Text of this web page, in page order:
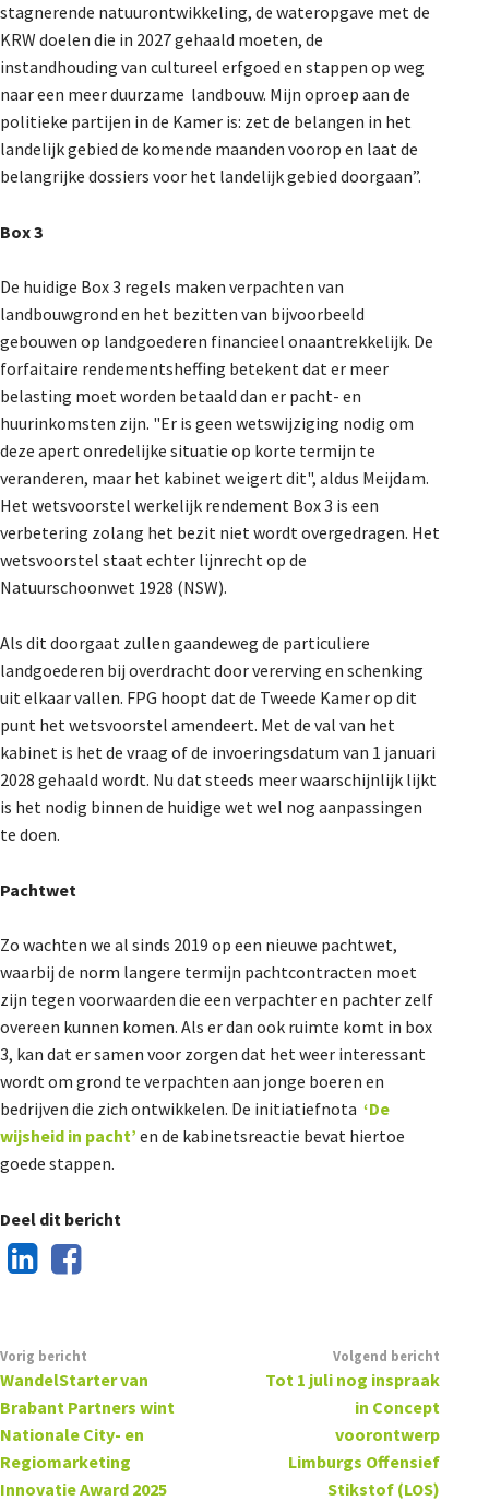
stagnerende natuurontwikkeling, de wateropgave met de
KRW doelen die in 2027 gehaald moeten, de
instandhouding van cultureel erfgoed en stappen op weg
naar een meer duurzame landbouw. Mijn oproep aan de
politieke partijen in de Kamer is: zet de belangen in het
landelijk gebied de komende maanden voorop en laat de
belangrijke dossiers voor het landelijk gebied doorgaan”.
Box 3
De huidige Box 3 regels maken verpachten van
landbouwgrond en het bezitten van bijvoorbeeld
gebouwen op landgoederen financieel onaantrekkelijk. De
forfaitaire rendementsheffing betekent dat er meer
belasting moet worden betaald dan er pacht- en
huurinkomsten zijn. "Er is geen wetswijziging nodig om
deze apert onredelijke situatie op korte termijn te
veranderen, maar het kabinet weigert dit", aldus Meijdam.
Het wetsvoorstel werkelijk rendement Box 3 is een
verbetering zolang het bezit niet wordt overgedragen. Het
wetsvoorstel staat echter lijnrecht op de
Natuurschoonwet 1928 (NSW).
Als dit doorgaat zullen gaandeweg de particuliere
landgoederen bij overdracht door vererving en schenking
uit elkaar vallen. FPG hoopt dat de Tweede Kamer op dit
punt het wetsvoorstel amendeert. Met de val van het
kabinet is het de vraag of de invoeringsdatum van 1 januari
2028 gehaald wordt. Nu dat steeds meer waarschijnlijk lijkt
is het nodig binnen de huidige wet wel nog aanpassingen
te doen.
Pachtwet
Zo wachten we al sinds 2019 op een nieuwe pachtwet,
waarbij de norm langere termijn pachtcontracten moet
zijn tegen voorwaarden die een verpachter en pachter zelf
overeen kunnen komen. Als er dan ook ruimte komt in box
3, kan dat er samen voor zorgen dat het weer interessant
wordt om grond te verpachten aan jonge boeren en
bedrijven die zich ontwikkelen. De initiatiefnota ‘De
wijsheid in pacht’ en de kabinetsreactie bevat hiertoe
goede stappen.
Deel dit bericht
Vorig bericht
WandelStarter van
Brabant Partners wint
Nationale City- en
Regiomarketing
Innovatie Award 2025
Volgend bericht
Tot 1 juli nog inspraak
in Concept
voorontwerp
Limburgs Offensief
Stikstof (LOS)